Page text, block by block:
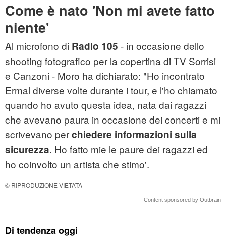
Come è nato 'Non mi avete fatto
niente'
Al microfono di Radio 105 - in occasione dello
shooting fotografico per la copertina di TV Sorrisi
e Canzoni - Moro ha dichiarato: "Ho incontrato
Ermal diverse volte durante i tour, e l'ho chiamato
quando ho avuto questa idea, nata dai ragazzi
che avevano paura in occasione dei concerti e mi
scrivevano perchiedere informazioni sulla
sicurezza. Ho fatto mie le paure dei ragazzi ed
ho coinvolto un artista che stimo'.
© RIPRODUZIONE VIETATA
Content sponsored by Outbrain
Di tendenza oggi